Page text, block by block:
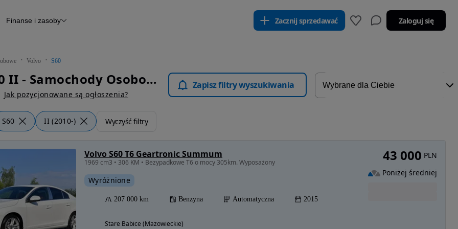
Raport z inspekcji
Otomoto News
Finanse i zasoby Zacznij sprzedawać Zaloguj się
Volvo S60
Volvo S60 II - Samochody Osobowe
Jak pozycjonowane są ogłoszenia?
Zapisz filtry wyszukiwania
S60 II (2010-) Wyczyść filtry
Volvo S60 T6 Geartronic Summum
1969 cm3 • 306 KM • Bezypadkowe T6 o mocy 305km. Wyposażony
Wyróżnione
207 000 km Benzyna Automatyczna 2015
Stare Babice (Mazowieckie)
43 000 PLN
Poniżej średniej